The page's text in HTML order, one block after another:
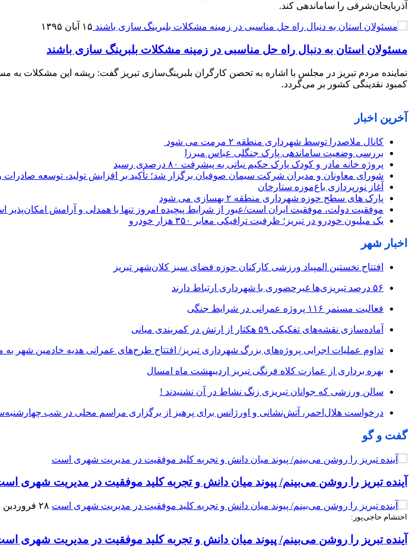
آذربایجان‌شرقی را ساماندهی کند.
۱۵ آبان ۱۳۹۵
مسئولان استان به دنبال راه حل مناسبی در زمینه مشکلات بلبرینگ سازی باشند
نماینده مردم تبریز در مجلس با اشاره به تحصن کارگران بلبرینگ‌سازی تبریز گفت: ریشه این مشکلات به
کمبود نقدینگی کشور بر می‌گردد.
آخرین اخبار
کانال ملاصدرا توسط شهرداری منطقه ۲ مرمت می شود
بررسی وضعیت ساماندهی پارک جنگلی عباس میرزا
پروژه خانه مادر و کودک پارک حکیم نباتی به پیشرفت ۸۰ درصدی رسید
شورای معاونان و مدیران شرکت سیمان صوفیان برگزار شد؛ تأکید بر افزایش تولید، توسعه صادرات و
آغاز نورپردازی باغ‌موزه ستارخان
پارک های سطح حوزه شهرداری منطقه ۲ بهسازی می شود
موفقیت دولت، موفقیت ایران است/عبور از شرایط پیچیده امروز تنها با همدلی و آرامش امکان‌پذیر
یک میلیون خودرو در تبریز؛ ظرفیت ترافیکی معابر ۳۵۰ هزار خودرو
اخبار شهر
افتتاح نخستین المپیاد ورزشی کارکنان حوزه فضای سبز کلان‌شهر تبریز
۵۶ درصد تبریزی‌ها غیرحضوری با شهرداری ارتباط دارند
فعالیت مستمر ۱۱۶ پروژه عمرانی در شرایط جنگی
آماده‌سازی نقشه‌های تفکیکی ۵۹ هکتار از ارتش در کمربندی میانی
تداوم عملیات اجرایی پروژه‌های بزرگ شهرداری تبریز/ افتتاح طرح‌های عمرانی هدیه خادمین شهر به
بهره برداری از عمارت کلاه فرنگی تبریز اردیبهشت ماه امسال
سالن ورزشی که جوانان تبریزی زنگ نشاط در آن نشنیدند !
درخواست هلال‌احمر، آتش‌نشانی و اورژانس برای پرهیز از برگزاری مراسم محلی در شب
گفت و گو
آینده تبریز را روشن می‌بینم/ پیوند میان دانش و تجربه کلید موفقیت در مدیریت شهری
۲۸ فروردین ۱۴۰۵
احتشام حاجی‌پور:
آینده تبریز را روشن می‌بینم/ پیوند میان دانش و تجربه کلید موفقیت در مدیریت شهری